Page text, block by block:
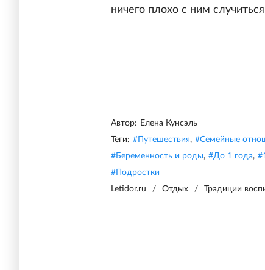
ничего плохо с ним
Автор: Елена Кунсэль
Теги: # Путешествия, #Семейные
#Беременность и роды, #До 1 года, #
# Подростки
Letidor.ru
/ Отдых / Традиции